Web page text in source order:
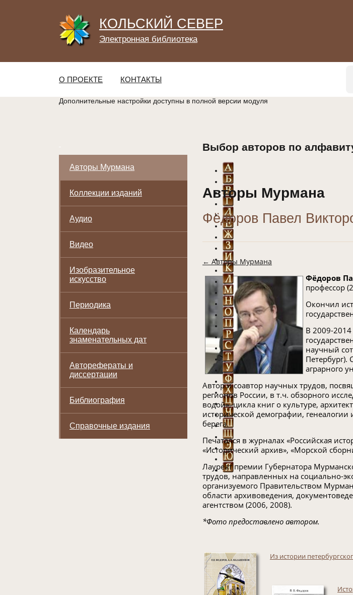
КОЛЬСКИЙ СЕВЕР
Электронная библиотека
О ПРОЕКТЕ КОНТАКТЫ
Дополнительные настройки доступны в полной версии модуля
Авторы Мурмана
Коллекции изданий
Аудио
Видео
Изобразительное
искусство
Периодика
Календарь
знаменательных дат
Авторефераты и
диссертации
Библиография
Справочные издания
Выбор авторов по
Авторы Мурмана
Фёдоров Павел
← Авторы Мурмана
Фёдоров
профессор
Окончил
В 2009-2014
научный
Петербург).
аграрного
Автор и соавтор научных трудов,
регионов России, в т.ч. обзорного
водой», цикла книг о культуре,
исторической демографии,
берега.
Печатался в журналах «Российская
«Исторический архив», «Морской
Лауреат премии Губернатора
трудов, направленных на социально-
организуемого Правительством
области архивоведения,
агентством (2006, 2008).
*Фото предоставлено автором.
Из истории